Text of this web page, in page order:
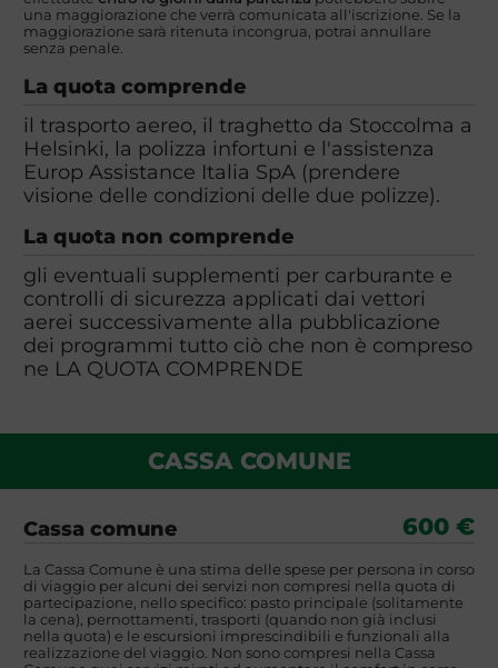
una maggiorazione che verrà comunicata all'iscrizione. Se la
maggiorazione sarà ritenuta incongrua, potrai annullare
senza penale.
La quota comprende
il trasporto aereo, il traghetto da Stoccolma a
Helsinki, la polizza infortuni e l'assistenza
Europ Assistance Italia SpA (prendere
visione delle condizioni delle due polizze).
La quota non comprende
gli eventuali supplementi per carburante e
controlli di sicurezza applicati dai vettori
aerei successivamente alla pubblicazione
dei programmi tutto ciò che non è compreso
ne LA QUOTA COMPRENDE
CASSA COMUNE
Cassa comune 600 €
La Cassa Comune è una stima delle spese per persona in corso
di viaggio per alcuni dei servizi non compresi nella quota di
partecipazione, nello specifico: pasto principale (solitamente
la cena), pernottamenti, trasporti (quando non già inclusi
nella quota) e le escursioni imprescindibili e funzionali alla
realizzazione del viaggio. Non sono compresi nella Cassa